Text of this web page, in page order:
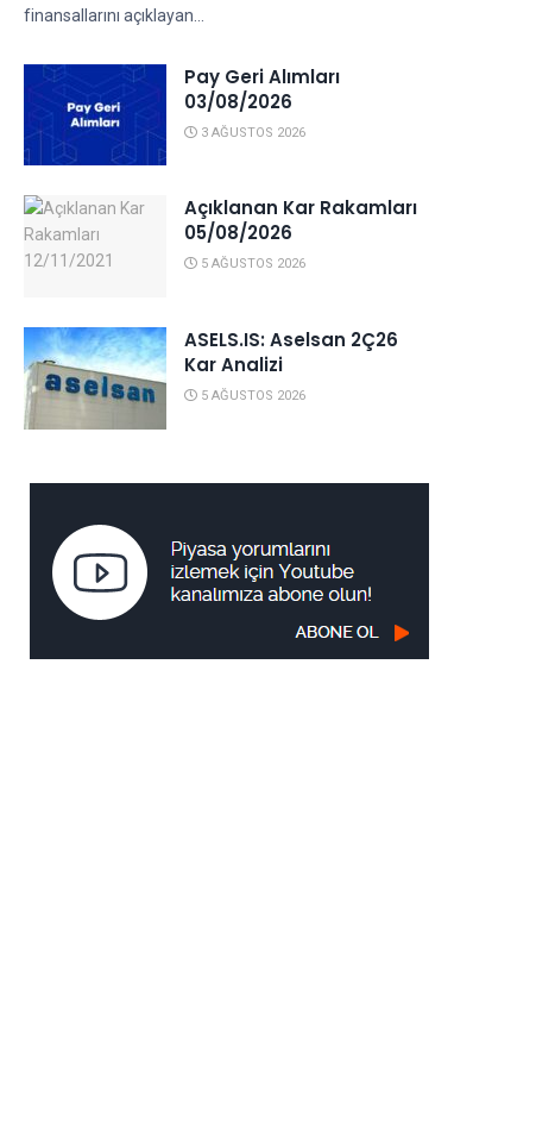
finansallarını açıklayan...
Pay Geri Alımları
03/08/2026
3 AĞUSTOS 2026
Açıklanan Kar Rakamları
05/08/2026
5 AĞUSTOS 2026
ASELS.IS: Aselsan 2Ç26
Kar Analizi
5 AĞUSTOS 2026